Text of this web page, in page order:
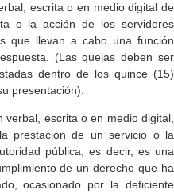
escrita o en medio digital de
o la acción de los servidores
que llevan a cabo una función
(Las quejas deben ser
dentro de los quince (15)
presentación).
verbal, escrita o en medio digital,
prestación de un servicio o la
pública, es decir, es una
de un derecho que ha
ocasionado por la deficiente